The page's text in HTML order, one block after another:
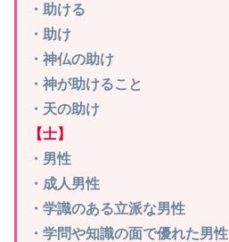
・助ける
・助け
・神仏の助け
・神が助けること
・天の助け
【士】
・男性
・成人男性
・学識のある立派な男性
・学問や知識の面で優れた男性